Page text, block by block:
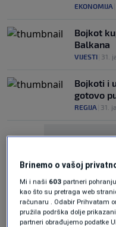
EKONOMIJA
Bojkot
Balkana
VIJESTI 31.
Bojkoti i
gotovo
REGIJA 31.
Brinemo o vašoj
Mi i naši 603 partneri
kao što su pretraga web
računaru . Odabir Prihvatam
pružila podrška dolje
partneri obrađujemo podatke